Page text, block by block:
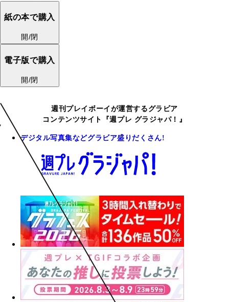
紙の本で購入
開/閉
電子版で購入
開/閉
週刊プレイボーイが運営するグラビア
コンテンツサイト『週プレ グラジャパ！』
デジタル写真集などグラビア盛りだくさん!